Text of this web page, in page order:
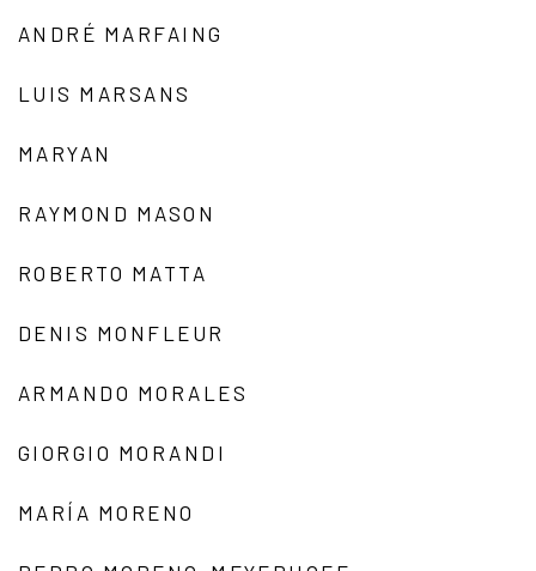
ANDRÉ MARFAING
LUIS MARSANS
MARYAN
RAYMOND MASON
ROBERTO MATTA
DENIS MONFLEUR
ARMANDO MORALES
GIORGIO MORANDI
MARÍA MORENO